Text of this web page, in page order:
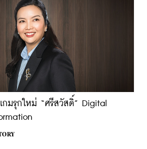
มรุกใหม่ “ศรีสวัสดิ์” Digital